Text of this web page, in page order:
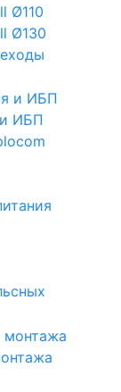
Ø110
Ø130
ИБП